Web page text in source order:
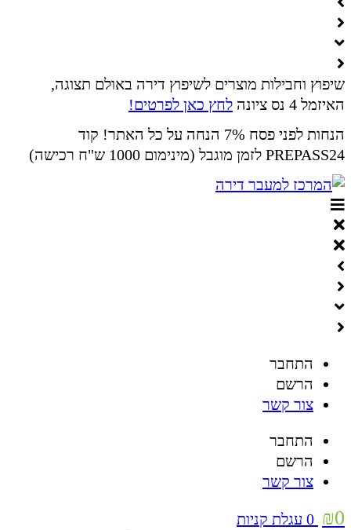
שיפוץ וחבילות מוצרים לשיפוץ דירה באולם תצוגה,
האיזמל 4 נס ציונה
לחץ כאן לפרטים!
הנחות לפני פסח 7% הנחה על כל האתר! קוד
PREPASS24 לזמן מוגבל (מינימום 1000 ש"ח רכישה)
התחבר
הרשם
צור קשר
התחבר
הרשם
צור קשר
₪0
0 עגלת קניות